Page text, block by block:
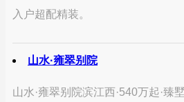
入户超配精装。
山水·雍翠别院
山水·雍翠别院滨江西·540万起·臻